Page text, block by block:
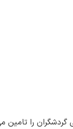
را تامین